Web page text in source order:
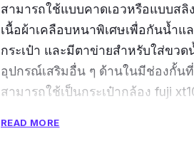
สามารถใช้แบบคาดเอวหรือแบบส
เนื้อผ้าเคลือบหนาพิเศษเพื่อกันน้ำ
กระเป๋า และมีตาข่ายสำหรับใส่ขว
อุปกรณ์เสริมอื่น ๆ ด้านในมีช่องกั้น
สามารถใช้เป็นกระเป๋ากล้อง fuji
ตัว
READ MORE